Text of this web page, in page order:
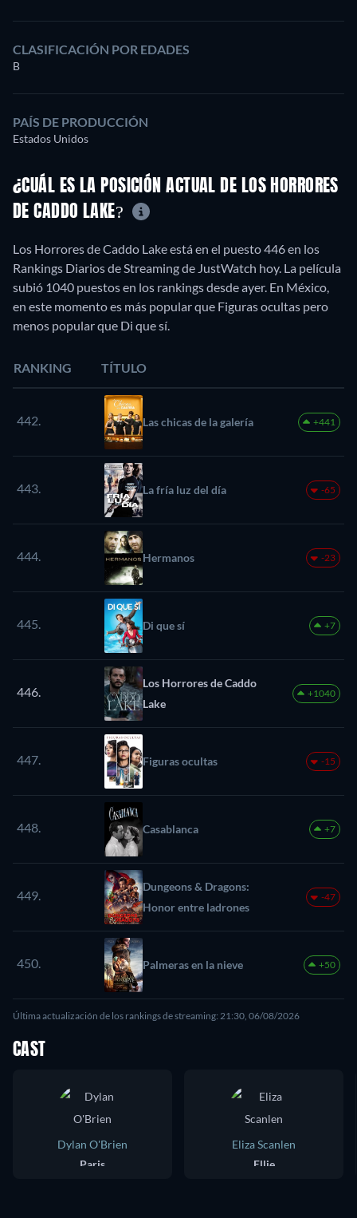
CLASIFICACIÓN POR EDADES
B
PAÍS DE PRODUCCIÓN
Estados Unidos
¿CUÁL ES LA POSICIÓN ACTUAL DE LOS HORRORES
DE CADDO LAKE?
Los Horrores de Caddo Lake está en el puesto 446 en los
Rankings Diarios de Streaming de JustWatch hoy. La película
subió 1040 puestos en los rankings desde ayer. En México,
en este momento es más popular que Figuras ocultas pero
menos popular que Di que sí.
RANKING TÍTULO
442. Las chicas de la galería +441
443. La fría luz del día -65
444. Hermanos -23
445. Di que sí +7
446.
Los Horrores de Caddo
Lake
+1040
447. Figuras ocultas -15
448. Casablanca +7
449.
Dungeons & Dragons:
Honor entre ladrones
-47
450. Palmeras en la nieve +50
Última actualización de los rankings de streaming: 21:30, 06/08/2026
CAST
Dylan O'Brien
Paris
Eliza Scanlen
Ellie